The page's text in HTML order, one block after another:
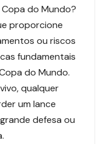
do Mundo?
proporcione
ou riscos
fundamentais
do Mundo.
qualquer
um lance
defesa ou